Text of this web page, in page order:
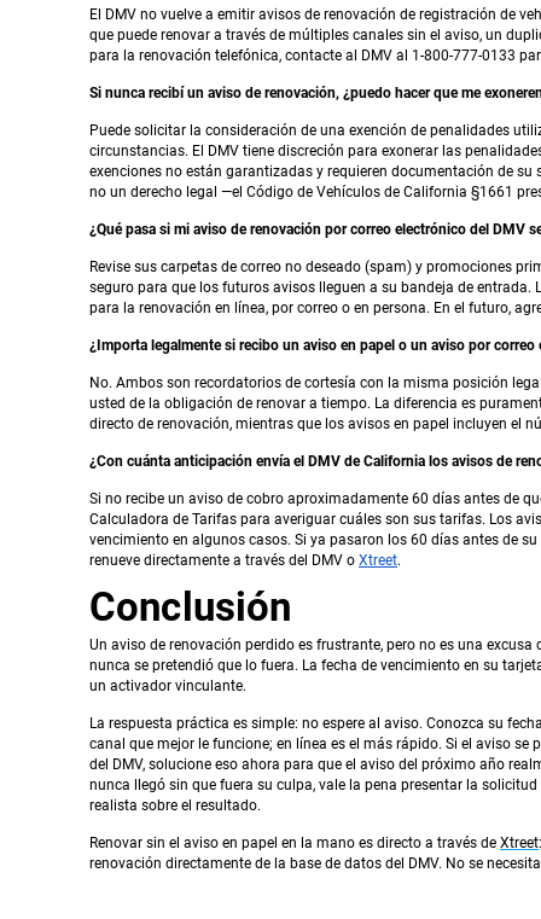
El DMV no vuelve a emitir avisos de renovación de registración de
que puede renovar a través de múltiples canales sin el aviso, un
para la renovación telefónica, contacte al DMV al 1-800-777-0133
Si nunca recibí un aviso de renovación, ¿puedo hacer que me
Puede solicitar la consideración de una exención de penalidades
circunstancias. El DMV tiene discreción para exonerar las
exenciones no están garantizadas y requieren documentación de
no un derecho legal —el Código de Vehículos de California §1661
¿Qué pasa si mi aviso de renovación por correo electrónico del DMV
Revise sus carpetas de correo no deseado (spam) y promociones
seguro para que los futuros avisos lleguen a su bandeja de
para la renovación en línea, por correo o en persona. En el futuro,
¿Importa legalmente si recibo un aviso en papel o un aviso por correo
No. Ambos son recordatorios de cortesía con la misma posición
usted de la obligación de renovar a tiempo. La diferencia es
directo de renovación, mientras que los avisos en papel incluyen el
¿Con cuánta anticipación envía el DMV de California los avisos de
Si no recibe un aviso de cobro aproximadamente 60 días antes de
Calculadora de Tarifas para averiguar cuáles son sus tarifas. Los
vencimiento en algunos casos. Si ya pasaron los 60 días antes de
renueve directamente a través del DMV o Xtreet.
Conclusión
Un aviso de renovación perdido es frustrante, pero no es una
nunca se pretendió que lo fuera. La fecha de vencimiento en su
un activador vinculante.
La respuesta práctica es simple: no espere al aviso. Conozca su
canal que mejor le funcione; en línea es el más rápido. Si el aviso
del DMV, solucione eso ahora para que el aviso del próximo año
nunca llegó sin que fuera su culpa, vale la pena presentar la
realista sobre el resultado.
Renovar sin el aviso en papel en la mano es directo a través de Xtreet
renovación directamente de la base de datos del DMV. No se